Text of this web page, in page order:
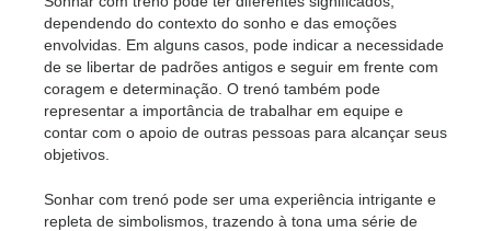
dependendo do contexto do sonho e das emoções
envolvidas. Em alguns casos, pode indicar a necessidade
de se libertar de padrões antigos e seguir em frente com
coragem e determinação. O trenó também pode
representar a importância de trabalhar em equipe e
contar com o apoio de outras pessoas para alcançar seus
objetivos.
Sonhar com trenó pode ser uma experiência intrigante e
repleta de simbolismos, trazendo à tona uma série de